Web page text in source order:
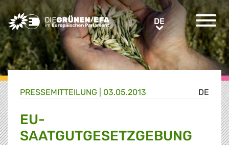
Greens/EFA Home DEDE
DE
PRESSE­MITTEILUNG 03.05.2013
EU-
SAATGUTGESETZGEBUNG